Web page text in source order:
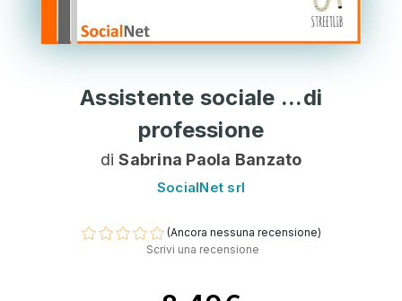
Assistente sociale ...di
professione
diSabrina Paola Banzato
SocialNet srl
(Ancora nessuna recensione)
Scrivi una recensione